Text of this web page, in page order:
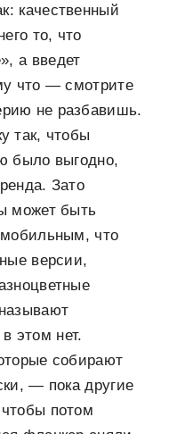
качественный
то, что
а введет
что — смотрите
не разбавишь.
так, чтобы
было выгодно,
Зато
может быть
мобильным, что
версии,
этом нет.
собирают
— пока другие
потом